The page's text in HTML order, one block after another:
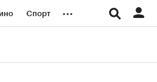
Спорт ...